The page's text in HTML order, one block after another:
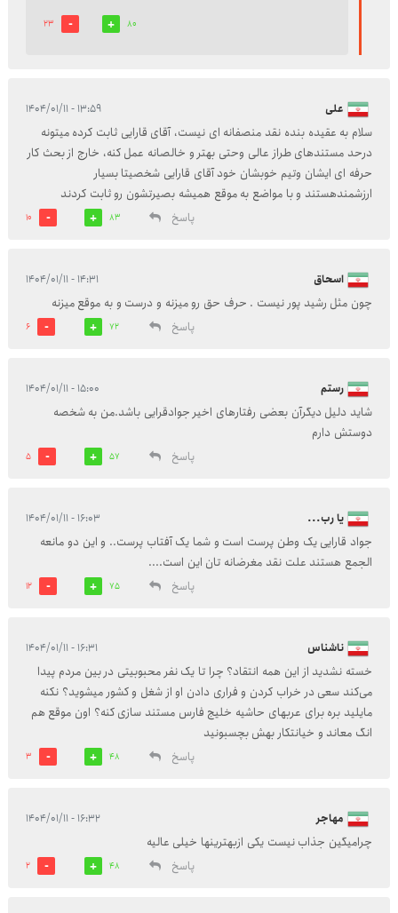
80
23
علی ۱۳:۵۹ - ۱۴۰۴/۰۱/۱۱
سلام به عقیده بنده نقد منصفانه ای نیست، آقای قارایی ثابت کرده میتونه
درحد مستندهای طراز عالی وحتی بهتر و خالصانه عمل کنه، خارج از بحث کار
حرفه ای ایشان وتیم خوبشان خود آقای قارایی شخصیتا بسیار
ارزشمندهستند و با مواضع به موقع همیشه بصیرتشون رو ثابت کردند
پاسخ
83
10
اسحاق ۱۴:۳۱ - ۱۴۰۴/۰۱/۱۱
چون مثل رشيد پور نیست . حرف حق رو میزنه و درست و به موقع میزنه
پاسخ
72
6
رستم ۱۵:۰۰ - ۱۴۰۴/۰۱/۱۱
شاید دلیل دیگرآن بعضی رفتارهای اخیر جوادقرایی باشد.من به شخصه
دوستش دارم
پاسخ
57
5
یا رب... ۱۶:۰۳ - ۱۴۰۴/۰۱/۱۱
جواد قارایی یک وطن پرست است و شما یک آفتاب پرست.. و این دو مانعه
الجمع هستند علت نقد مغرضانه تان این است....
پاسخ
75
12
ناشناس ۱۶:۳۱ - ۱۴۰۴/۰۱/۱۱
خسته نشدید از این همه انتقاد؟ چرا تا یک نفر محبوبیتی در بین مردم پیدا
می‌کند سعی در خراب کردن و فراری دادن او از شغل و کشور میشوید؟ نکنه
مایلید بره برای عربهای حاشیه خلیج فارس مستند سازی کنه؟ اون موقع هم
انگ معاند و خیانتکار بهش بچسبونید
پاسخ
48
3
مهاجر ۱۶:۳۲ - ۱۴۰۴/۰۱/۱۱
چرامیگین جذاب نیست یکی ازبهترینها خیلی عالیه
پاسخ
48
2